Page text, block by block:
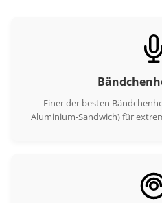
💡 WARUM IST DAS
Es ist sehr ungewöhnlich,
Serie in dieser Preisklasse zu
oft in Lautsprechern zu
viel kosten. XTZ investiert
Einer der besten
Aluminium-Sandwich) für